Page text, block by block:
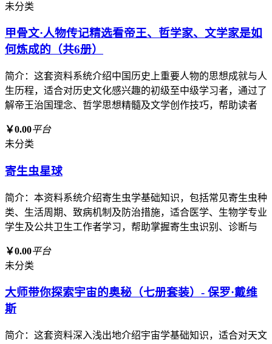
未分类
甲骨文·人物传记精选看帝王、哲学家、文学家是如
何炼成的（共6册）
简介：这套资料系统介绍中国历史上重要人物的思想成就与人
生历程，适合对历史文化感兴趣的初级至中级学习者，通过了
解帝王治国理念、哲学思想精髓及文学创作技巧，帮助读者
￥0.00平台
未分类
寄生虫星球
简介：本资料系统介绍寄生虫学基础知识，包括常见寄生虫种
类、生活周期、致病机制及防治措施，适合医学、生物学专业
学生及公共卫生工作者学习，帮助掌握寄生虫识别、诊断与
￥0.00平台
未分类
大师带你探索宇宙的奥秘（七册套装）- 保罗·戴维
斯
简介：这套资料深入浅出地介绍宇宙学基础知识，适合对天文